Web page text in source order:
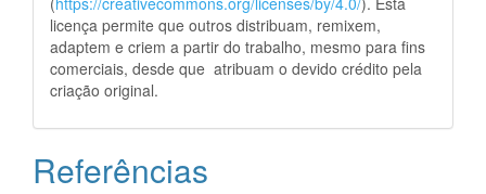
licença permite que outros distribuam, remixem,
adaptem e criem a partir do trabalho, mesmo para fins
comerciais, desde que atribuam o devido crédito pela
criação original.
Referências